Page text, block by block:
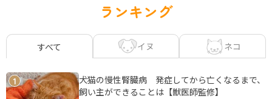
ランキング
すべて イヌ ネコ
1
犬猫の慢性腎臓病 発症してから亡くなるまで、
飼い主ができることは【獣医師監修】